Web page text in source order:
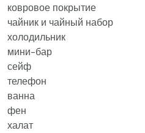
ковровое покрытие
чайник и чайный набор
холодильник
мини-бар
сейф
телефон
ванна
фен
халат